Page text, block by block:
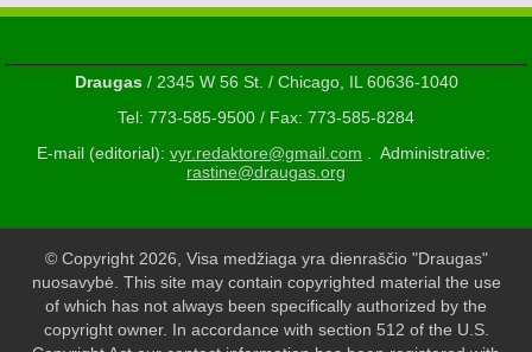
Draugas/ 2345 W 56 St. / Chicago, IL 60636-1040
Tel: 773-585-9500 / Fax: 773-585-8284
E-mail (editorial): vyr.redaktore@gmail.com . Administrative:
rastine@draugas.org
© Copyright 2026, Visa medžiaga yra dienraščio "Draugas"
nuosavybė. This site may contain copyrighted material the use
of which has not always been specifically authorized by the
copyright owner. In accordance with section 512 of the U.S.